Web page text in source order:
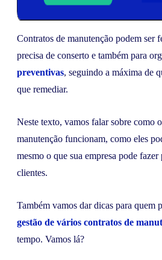
Contratos de manutenção podem ser
precisa de conserto e também para
preventivas, seguindo a máxima de
que remediar.
Neste texto, vamos falar sobre como
manutenção funcionam, como eles
mesmo o que sua empresa pode fazer
clientes.
Também vamos dar dicas para quem
gestão de vários contratos de
tempo. Vamos lá?